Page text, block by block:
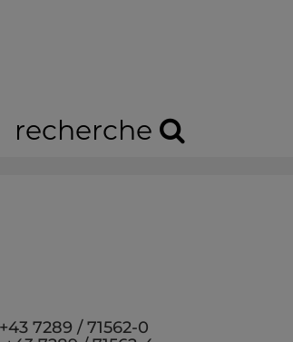
recherche
7289 / 71562-0